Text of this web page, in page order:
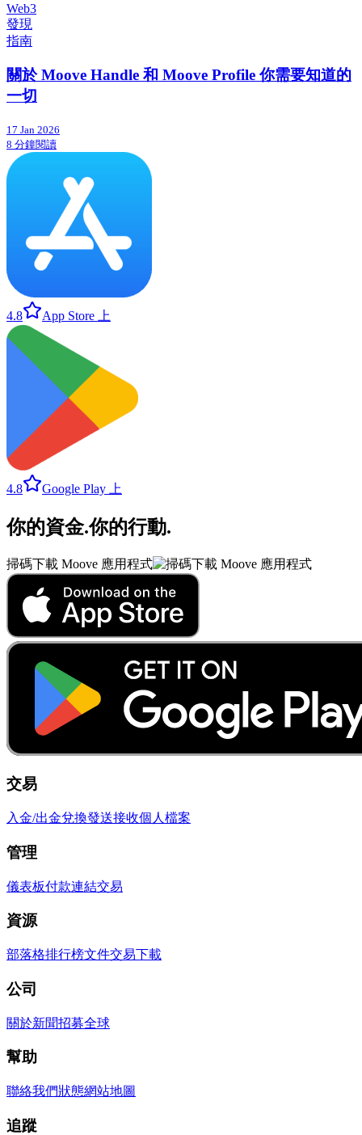
Web3
發現
指南
關於 Moove Handle 和 Moove Profile 你需要知道的
一切
17 Jan 2026
8 分鐘閱讀
4.8 App Store 上
4.8 Google Play 上
你的資金.你的行動.
掃碼下載 Moove 應用程式
交易
入金/出金兌換發送接收個人檔案
管理
儀表板付款連結交易
資源
部落格排行榜文件交易下載
公司
關於新聞招募全球
幫助
聯絡我們狀態網站地圖
追蹤